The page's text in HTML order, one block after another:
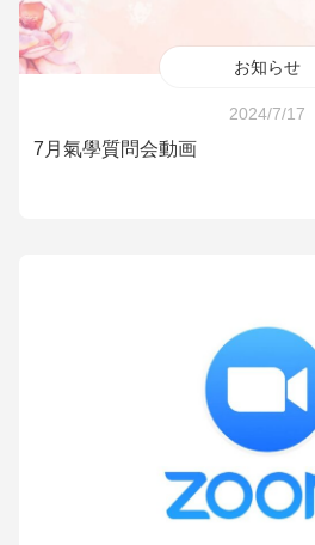
お知らせ
2024/7/17
7月氣學質問会動画